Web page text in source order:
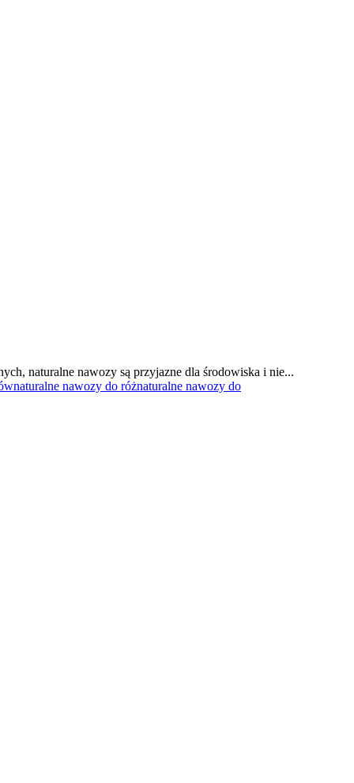
naturalne nawozy są przyjazne dla środowiska i nie...
naturalne nawozy do różnaturalne nawozy do